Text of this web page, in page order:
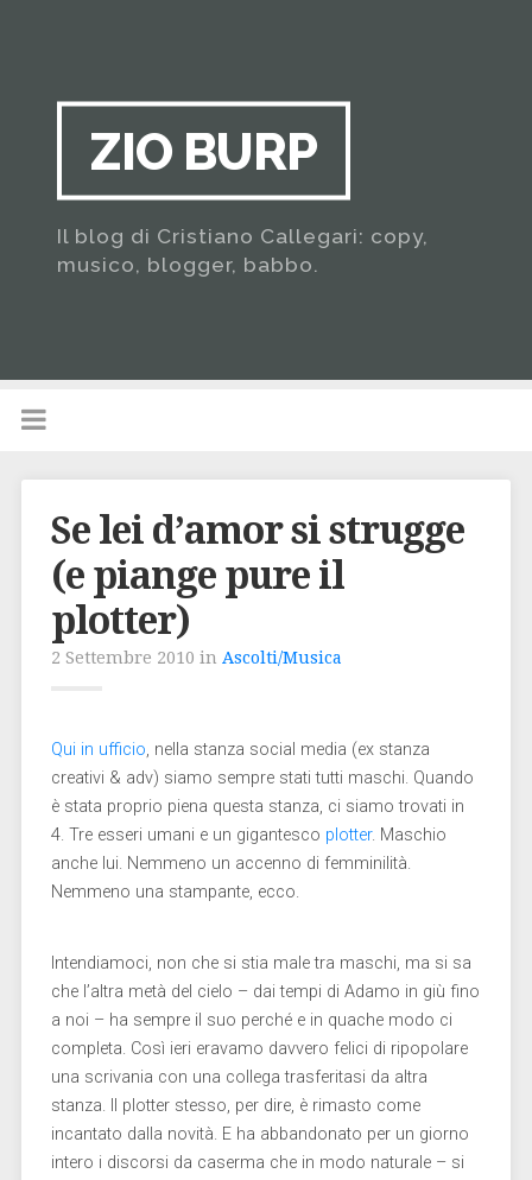
ZIO BURP
Il blog di Cristiano Callegari: copy,
musico, blogger, babbo.
Se lei d’amor si strugge
(e piange pure il
plotter)
2 Settembre 2010 in Ascolti/Musica
Qui in ufficio, nella stanza social media (ex stanza
creativi & adv) siamo sempre stati tutti maschi. Quando
è stata proprio piena questa stanza, ci siamo trovati in
4. Tre esseri umani e un gigantesco plotter. Maschio
anche lui. Nemmeno un accenno di femminilità.
Nemmeno una stampante, ecco.
Intendiamoci, non che si stia male tra maschi, ma si sa
che l’altra metà del cielo – dai tempi di Adamo in giù fino
a noi – ha sempre il suo perché e in quache modo ci
completa. Così ieri eravamo davvero felici di ripopolare
una scrivania con una collega trasferitasi da altra
stanza. Il plotter stesso, per dire, è rimasto come
incantato dalla novità. E ha abbandonato per un giorno
intero i discorsi da caserma che in modo naturale – si